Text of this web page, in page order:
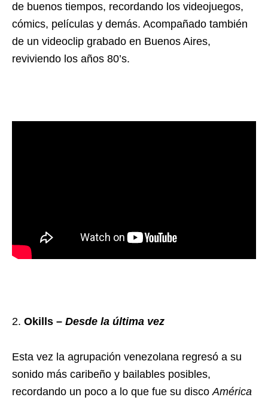
de buenos tiempos, recordando los videojuegos,
cómics, películas y demás. Acompañado también
de un videoclip grabado en Buenos Aires,
reviviendo los años 80’s.
Okills – Desde la última vez
Esta vez la agrupación venezolana regresó a su
sonido más caribeño y bailables posibles,
recordando un poco a lo que fue su disco América